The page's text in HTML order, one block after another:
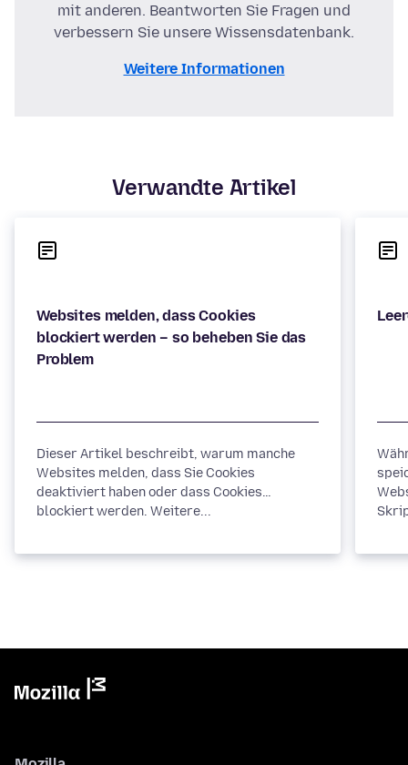
mit anderen. Beantworten Sie Fragen und
verbessern Sie unsere Wissensdatenbank.
Weitere Informationen
Verwandte Artikel
Websites melden, dass Cookies
blockiert werden – so beheben Sie das
Problem
Dieser Artikel beschreibt, warum manche
Websites melden, dass Sie Cookies
deaktiviert haben oder dass Cookies
blockiert werden. Weitere...